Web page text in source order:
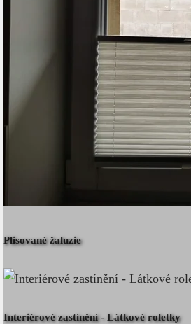
Plisované žaluzie
Interiérové zastínění - Látkové roletky